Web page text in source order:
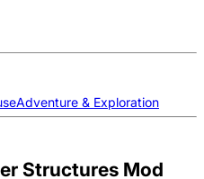
Adventure & Exploration
Structures Mod